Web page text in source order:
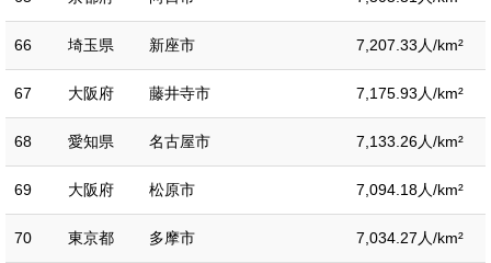
66 埼玉県 新座市 7,207.33人/km²
67 大阪府 藤井寺市 7,175.93人/km²
68 愛知県 名古屋市 7,133.26人/km²
69 大阪府 松原市 7,094.18人/km²
70 東京都 多摩市 7,034.27人/km²